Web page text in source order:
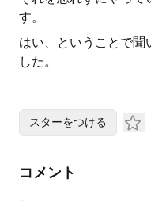
す。
はい、ということで聞
した。
スターをつける
コメント